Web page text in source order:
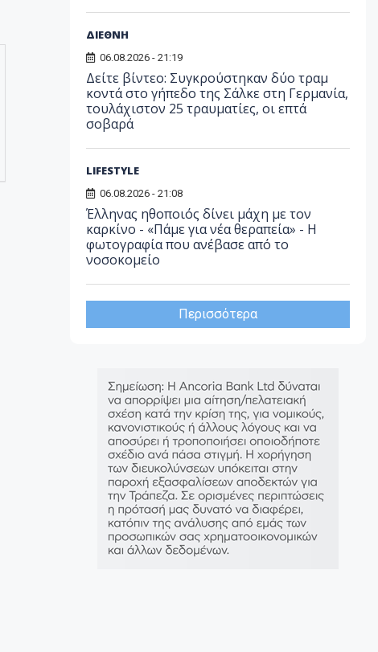
ΔΙΕΘΝΗ
06.08.2026 - 21:19
Δείτε βίντεο: Συγκρούστηκαν δύο τραμ
κοντά στο γήπεδο της Σάλκε στη Γερμανία,
τουλάχιστον 25 τραυματίες, οι επτά
σοβαρά
LIFESTYLE
06.08.2026 - 21:08
Έλληνας ηθοποιός δίνει μάχη με τον
καρκίνο - «Πάμε για νέα θεραπεία» - Η
φωτογραφία που ανέβασε από το
νοσοκομείο
Περισσότερα